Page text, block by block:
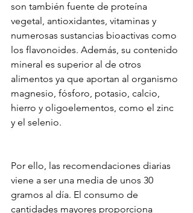
son también fuente de proteína
vegetal, antioxidantes, vitaminas y
numerosas sustancias bioactivas como
los flavonoides. Además, su contenido
mineral es superior al de otros
alimentos ya que aportan al organismo
magnesio, fósforo, potasio, calcio,
hierro y oligoelementos, como el zinc
y el selenio.
Por ello, las recomendaciones diarias
viene a ser una media de unos 30
gramos al día. El consumo de
cantidades mayores proporciona